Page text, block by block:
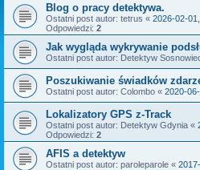
Blog o pracy detektywa.
Ostatni post autor: tetrus « 2026-02-
Odpowiedzi: 2
Jak wygląda wykrywanie
Ostatni post autor: Detektyw
Poszukiwanie świadków
Ostatni post autor: Colombo « 2020-
Lokalizatory GPS z-Track
Ostatni post autor: Detektyw Gdynia «
Odpowiedzi: 2
AFIS a detektyw
Ostatni post autor: paroleparole «